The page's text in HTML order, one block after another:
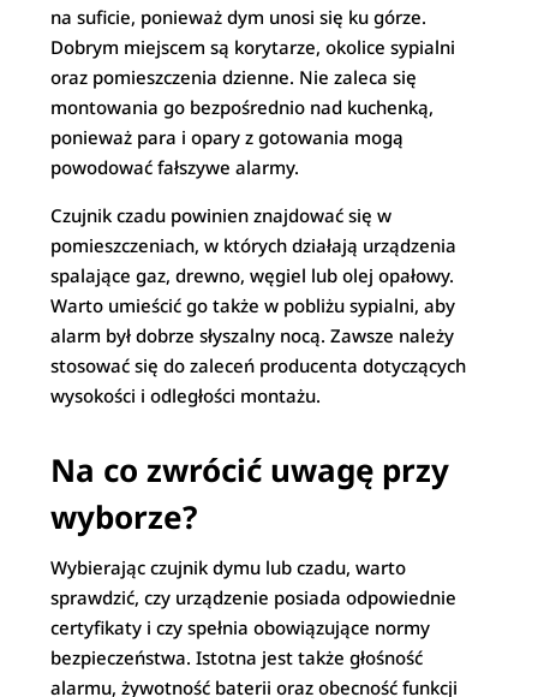
na suficie, ponieważ dym unosi się ku górze.
Dobrym miejscem są korytarze, okolice sypialni
oraz pomieszczenia dzienne. Nie zaleca się
montowania go bezpośrednio nad kuchenką,
ponieważ para i opary z gotowania mogą
powodować fałszywe alarmy.
Czujnik czadu powinien znajdować się w
pomieszczeniach, w których działają urządzenia
spalające gaz, drewno, węgiel lub olej opałowy.
Warto umieścić go także w pobliżu sypialni, aby
alarm był dobrze słyszalny nocą. Zawsze należy
stosować się do zaleceń producenta dotyczących
wysokości i odległości montażu.
Na co zwrócić uwagę przy
wyborze?
Wybierając czujnik dymu lub czadu, warto
sprawdzić, czy urządzenie posiada odpowiednie
certyfikaty i czy spełnia obowiązujące normy
bezpieczeństwa. Istotna jest także głośność
alarmu, żywotność baterii oraz obecność funkcji